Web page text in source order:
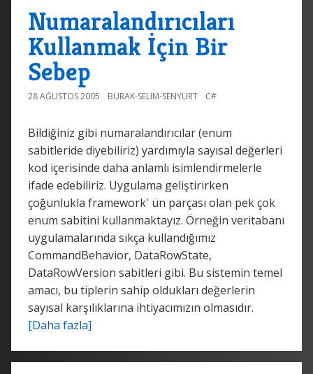
Numaralandırıcıları
Kullanmak İçin Bir
Sebep
28 AĞUSTOS 2005 BURAK-SELIM-SENYURT C#
Bildiğiniz gibi numaralandırıcılar (enum
sabitleride diyebiliriz) yardımıyla sayısal değerleri
kod içerisinde daha anlamlı isimlendirmelerle
ifade edebiliriz. Uygulama geliştirirken
çoğunlukla framework' ün parçası olan pek çok
enum sabitini kullanmaktayız. Örneğin veritabanı
uygulamalarında sıkça kullandığımız
CommandBehavior, DataRowState,
DataRowVersion sabitleri gibi. Bu sistemin temel
amacı, bu tiplerin sahip oldukları değerlerin
sayısal karşılıklarına ihtiyacımızın olmasıdır.
[Daha fazla]